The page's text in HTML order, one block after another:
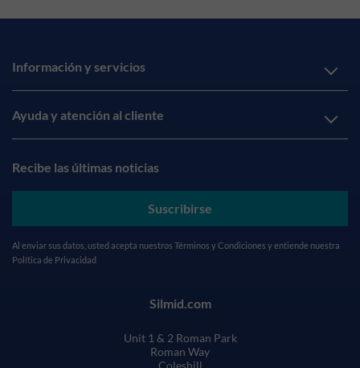
Información y servicios
Ayuda y atención al cliente
Recibe las últimas noticias
Suscribirse
Al enviar sus datos, usted acepta nuestros Términos y Condiciones y entiende nuestra
Política de Privacidad
Silmid.com
Unit 1 & 2 Roman Park
Roman Way
Coleshill